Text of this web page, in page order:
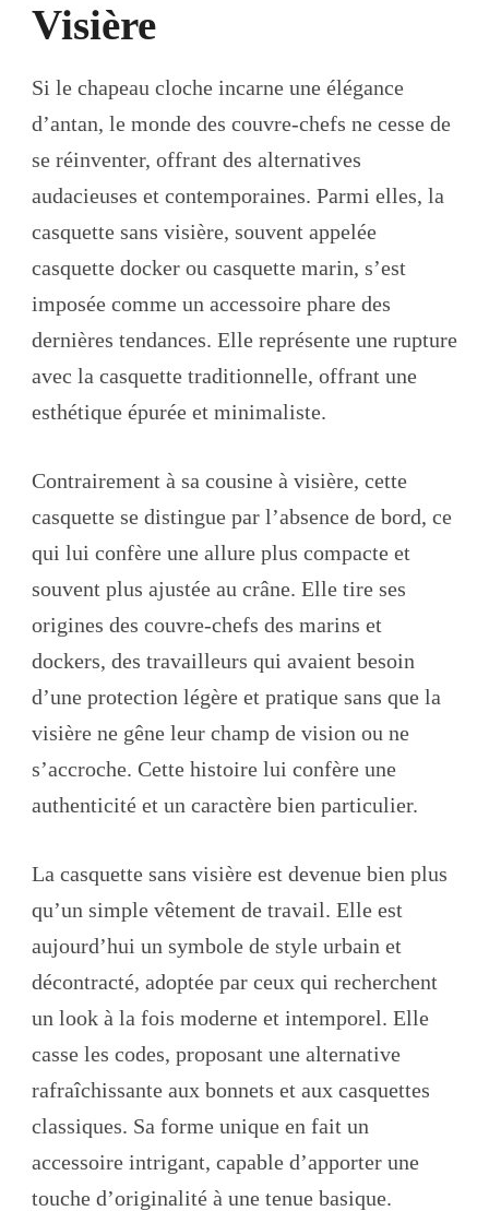
Visière
Si le chapeau cloche incarne une élégance
d’antan, le monde des couvre-chefs ne cesse de
se réinventer, offrant des alternatives
audacieuses et contemporaines. Parmi elles, la
casquette sans visière, souvent appelée
casquette docker ou casquette marin, s’est
imposée comme un accessoire phare des
dernières tendances. Elle représente une rupture
avec la casquette traditionnelle, offrant une
esthétique épurée et minimaliste.
Contrairement à sa cousine à visière, cette
casquette se distingue par l’absence de bord, ce
qui lui confère une allure plus compacte et
souvent plus ajustée au crâne. Elle tire ses
origines des couvre-chefs des marins et
dockers, des travailleurs qui avaient besoin
d’une protection légère et pratique sans que la
visière ne gêne leur champ de vision ou ne
s’accroche. Cette histoire lui confère une
authenticité et un caractère bien particulier.
La casquette sans visière est devenue bien plus
qu’un simple vêtement de travail. Elle est
aujourd’hui un symbole de style urbain et
décontracté, adoptée par ceux qui recherchent
un look à la fois moderne et intemporel. Elle
casse les codes, proposant une alternative
rafraîchissante aux bonnets et aux casquettes
classiques. Sa forme unique en fait un
accessoire intrigant, capable d’apporter une
touche d’originalité à une tenue basique.